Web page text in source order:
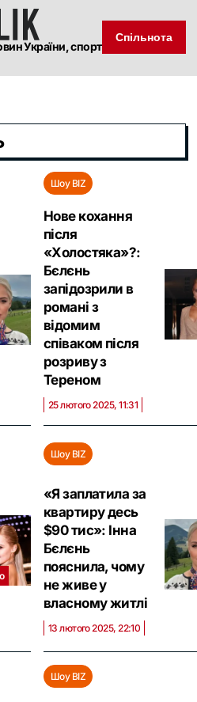
України, спорт
Спільнота
Шоу BIZ
Нове кохання
після
«Холостяка»?:
Бєлєнь
запідозрили в
романі з
відомим
співаком після
розриву з
Тереном
25 лютого 2025, 11:31
Шоу BIZ
«Я заплатила за
квартиру десь
$90 тис»: Інна
Бєлєнь
пояснила, чому
не живе у
власному житлі
13 лютого 2025, 22:10
Шоу BIZ